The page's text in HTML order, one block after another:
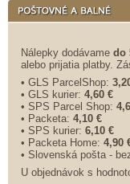
Nálepky dodávame do
alebo prijatia platby.
• GLS ParcelShop:
• GLS kurier: 4,60 €
• SPS Parcel Shop:
• Packeta: 4,10 €
• SPS kurier: 6,10 €
• Packeta Home: 4,90
• Slovenská pošta -
U objednávok s